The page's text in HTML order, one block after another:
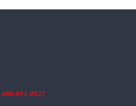
091-0027